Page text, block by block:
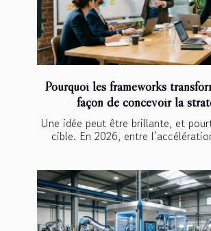
Pourquoi les frameworks
façon de concevoir la
Une idée peut être brillante, et
cible. En 2026, entre